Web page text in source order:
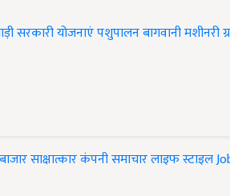
सरकारी योजनाएंपशुपालनबागवानीमशीनरी
बाजारसाक्षात्कारकंपनी समाचारलाइफ स्टाइल